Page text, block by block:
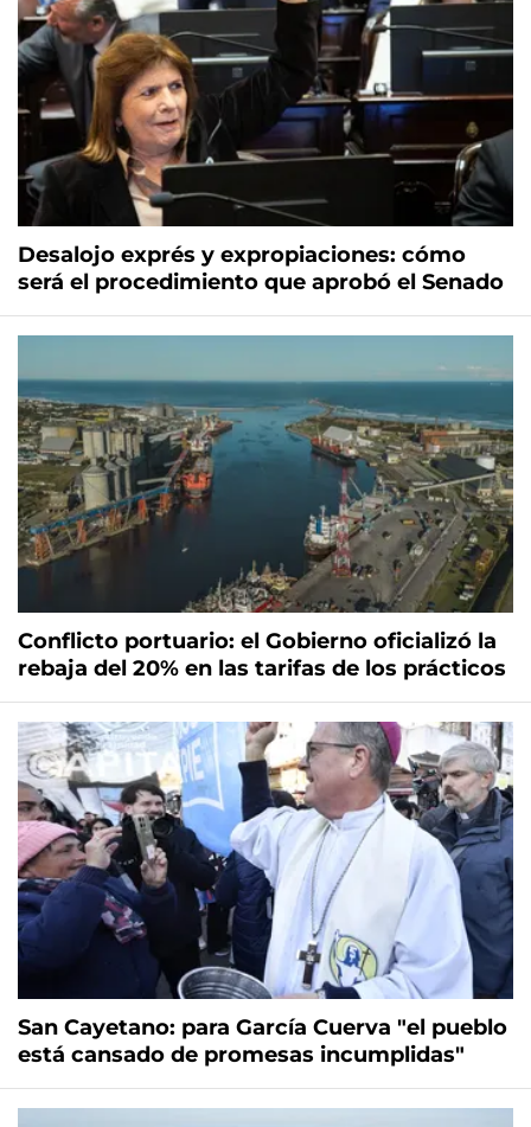
Desalojo exprés y expropiaciones: cómo
será el procedimiento que aprobó el Senado
Conflicto portuario: el Gobierno oficializó la
rebaja del 20% en las tarifas de los prácticos
San Cayetano: para García Cuerva "el pueblo
está cansado de promesas incumplidas"